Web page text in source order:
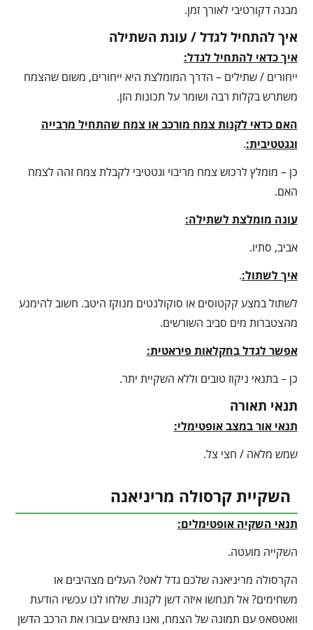
מבנה דקורטיבי לאורך זמן.
איך להתחיל לגדל / עונת השתילה
איך כדאי להתחיל לגדל:
ייחורים / שתילים – הדרך המומלצת היא ייחורים, משום שהצמח
משתרש בקלות רבה ושומר על תכונות הזן.
האם כדאי לקנות צמח מורכב או צמח שהתחיל מרבייה
וגגטטיבית:.
כן – מומלץ לרכוש צמח מריבוי וגטטיבי לקבלת צמח זהה לצמח
האם.
עונה מומלצת לשתילה:
אביב, סתיו.
איך לשתול:.
לשתול במצע קקטוסים או סוקולנטים מנוקז היטב. חשוב להימנע
מהצטברות מים סביב השורשים.
אפשר לגדל בחקלאות פיראטית:
כן – בתנאי ניקוז טובים וללא השקיית יתר.
תנאי תאורה
תנאי אור במצב אופטימלי:
שמש מלאה / חצי צל.
השקיית קרסולה מריניאנה
תנאי השקיה אופטימלים:
השקייה מועטה.
הקרסולה מריניאנה שלכם גדל לאט? העלים מצהיבים או
משחימים? אל תנחשו איזה דשן לקנות. שלחו לנו עכשיו הודעת
וואטסאפ עם תמונה של הצמח, ואנו נתאים עבורו את הרכב הדשן